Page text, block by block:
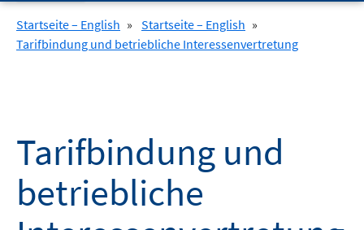
Startseite – English » Startseite – English »
Tarifbindung und betriebliche Interessenvertretung
Tarifbindung und
betriebliche